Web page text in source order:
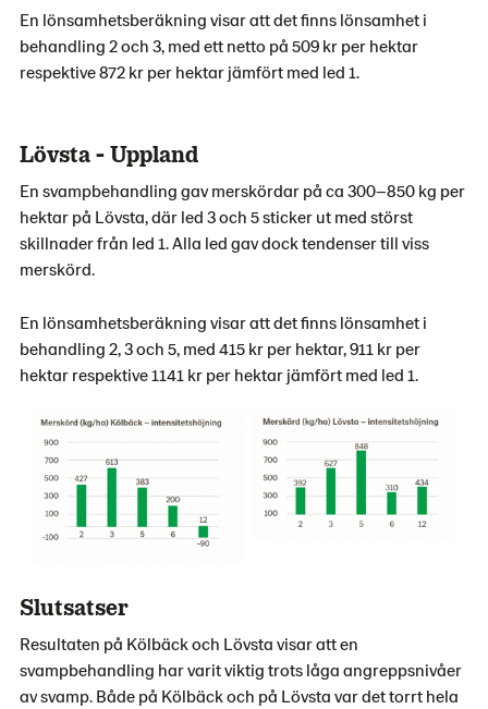
En lönsamhetsberäkning visar att det finns lönsamhet i
behandling 2 och 3, med ett netto på 509 kr per hektar
respektive 872 kr per hektar jämfört med led 1.
Lövsta - Uppland
En svampbehandling gav merskördar på ca 300–850 kg per
hektar på Lövsta, där led 3 och 5 sticker ut med störst
skillnader från led 1. Alla led gav dock tendenser till viss
merskörd.
En lönsamhetsberäkning visar att det finns lönsamhet i
behandling 2, 3 och 5, med 415 kr per hektar, 911 kr per
hektar respektive 1141 kr per hektar jämfört med led 1.
Slutsatser
Resultaten på Kölbäck och Lövsta visar att en
svampbehandling har varit viktig trots låga angreppsnivåer
av svamp. Både på Kölbäck och på Lövsta var det torrt hela